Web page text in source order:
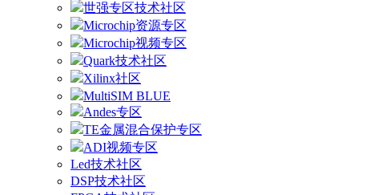
世强专区技术社区
Microchip资源专区
Microchip视频专区
Quark技术社区
Xilinx社区
MultiSIM BLUE
Andes专区
TE金属混合保护专区
ADI视频专区
Led技术社区
DSP技术社区